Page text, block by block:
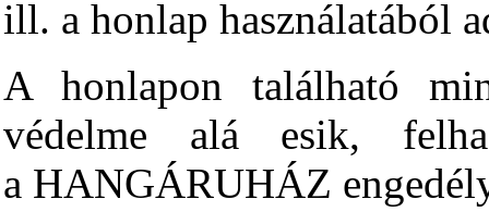
ill. a honlap használatából
A honlapon található
védelme alá esik,
a HANGÁRUHÁZ